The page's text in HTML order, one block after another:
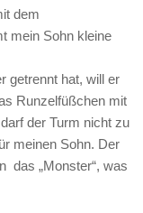
dem
mein Sohn kleine
getrennt hat, will er
Runzelfüßchen mit
der Turm nicht zu
meinen Sohn. Der
das „Monster“, was